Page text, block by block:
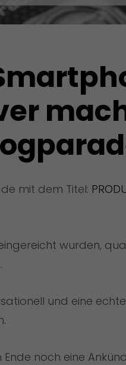
mit dem Titel:
wurden,
und eine
noch eine